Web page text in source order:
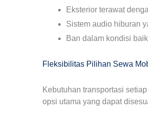
Eksterior terawat
Sistem audio hiburan
Ban dalam kondisi
Fleksibilitas Pilihan Sewa
Kebutuhan transportasi
opsi utama yang dapat